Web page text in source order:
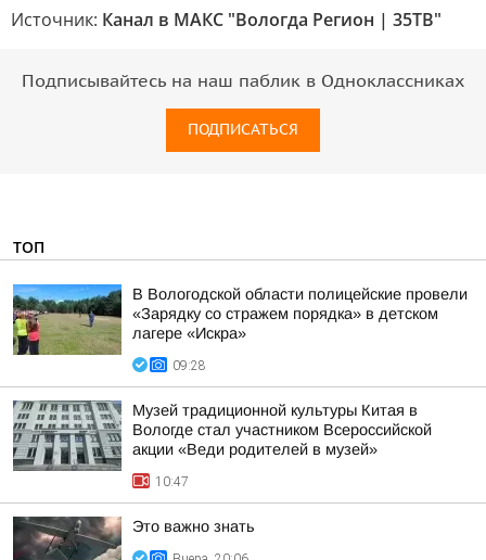
Источник: Канал в МАКС "Вологда Регион | 35ТВ"
Подписывайтесь на наш паблик в Одноклассниках
ПОДПИСАТЬСЯ
ТОП
В Вологодской области полицейские провели
«Зарядку со стражем порядка» в детском
лагере «Искра»
09:28
Музей традиционной культуры Китая в
Вологде стал участником Всероссийской
акции «Веди родителей в музей»
10:47
Это важно знать